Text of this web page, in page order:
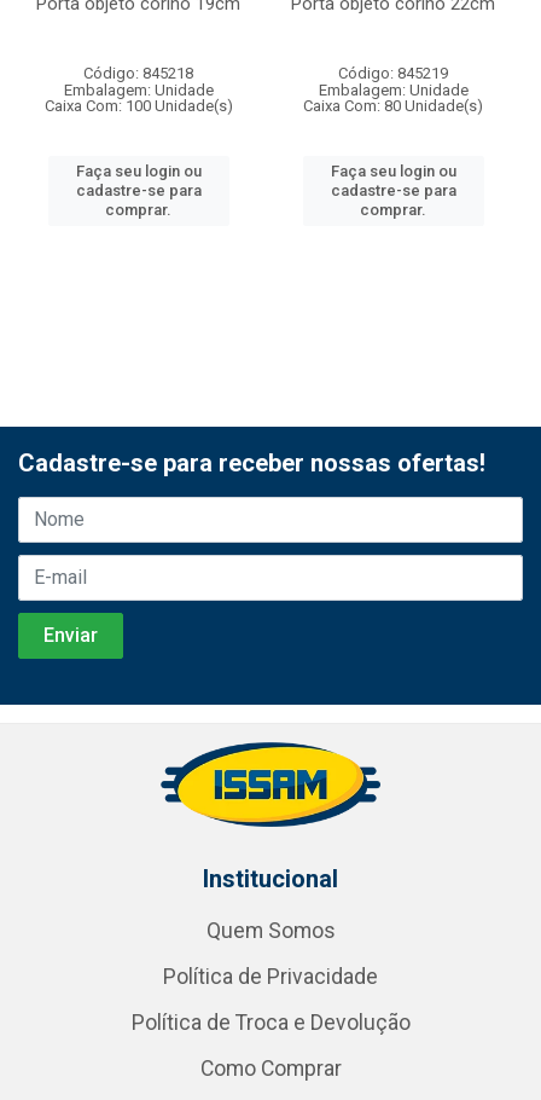
Código: 845218
Embalagem: Unidade
Caixa Com: 100 Unidade(s)
Faça seu login ou
cadastre-se para
comprar.
Código: 845219
Embalagem: Unidade
Caixa Com: 80 Unidade(s)
Faça seu login ou
cadastre-se para
comprar.
Cadastre-se para receber nossas ofertas!
Institucional
Quem Somos
Política de Privacidade
Política de Troca e Devolução
Como Comprar